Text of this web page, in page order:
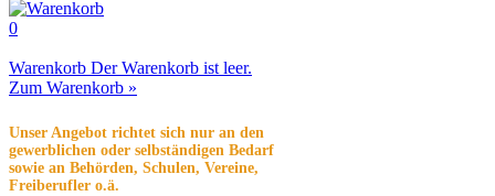
0
Warenkorb Der Warenkorb ist leer.
Zum Warenkorb »
Unser Angebot richtet sich nur an den
gewerblichen oder selbständigen Bedarf
sowie an Behörden, Schulen, Vereine,
Freiberufler o.ä.